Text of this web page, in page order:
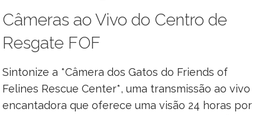
Câmeras ao Vivo do Centro de
Resgate FOF
Sintonize a *Câmera dos Gatos do Friends of
Felines Rescue Center*, uma transmissão ao vivo
encantadora que oferece uma visão 24 horas por